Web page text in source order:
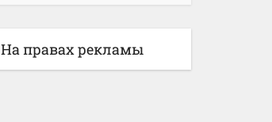
На правах рекламы